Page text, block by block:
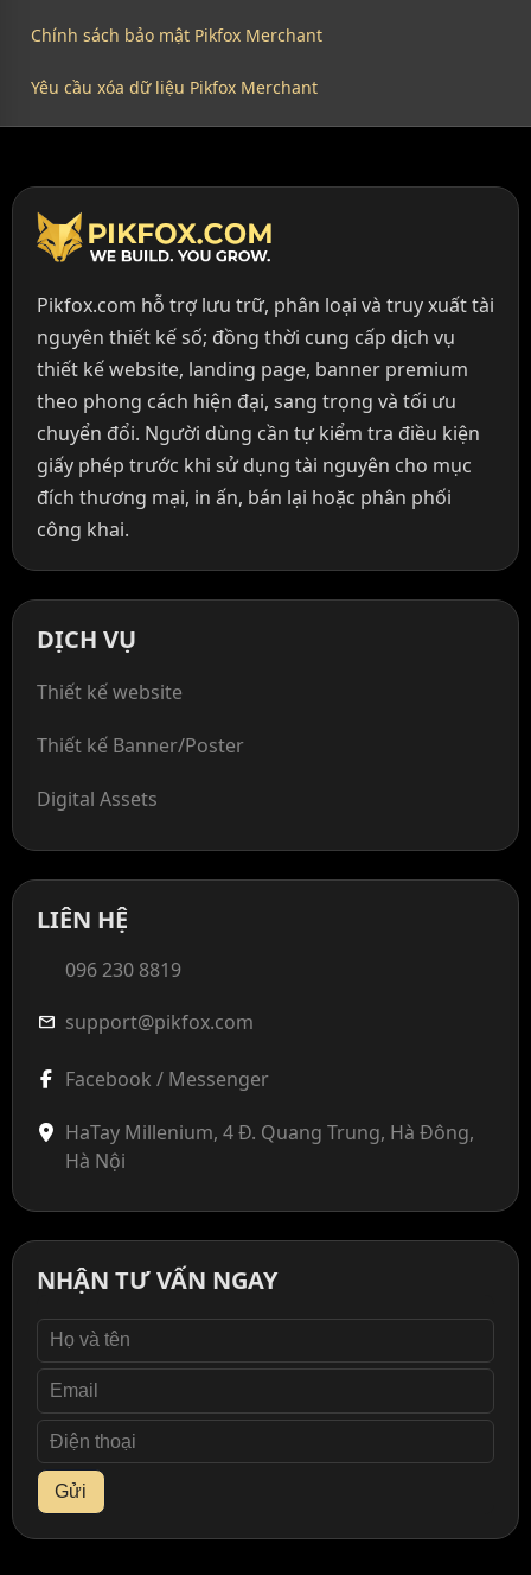
Chính sách bảo mật Pikfox Merchant
Yêu cầu xóa dữ liệu Pikfox Merchant
Pikfox.com hỗ trợ lưu trữ, phân loại và truy xuất tài
nguyên thiết kế số; đồng thời cung cấp dịch vụ
thiết kế website, landing page, banner premium
theo phong cách hiện đại, sang trọng và tối ưu
chuyển đổi. Người dùng cần tự kiểm tra điều kiện
giấy phép trước khi sử dụng tài nguyên cho mục
đích thương mại, in ấn, bán lại hoặc phân phối
công khai.
DỊCH VỤ
Thiết kế website
Thiết kế Banner/Poster
Digital Assets
LIÊN HỆ
096 230 8819
mail support@pikfox.com
Facebook / Messenger
HaTay Millenium, 4 Đ. Quang Trung, Hà Đông,
Hà Nội
NHẬN TƯ VẤN NGAY
Gửi